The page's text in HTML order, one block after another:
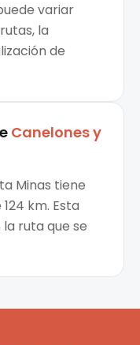
variar
la
de
Canelonesy
Minas tiene
km. Esta
ruta que se